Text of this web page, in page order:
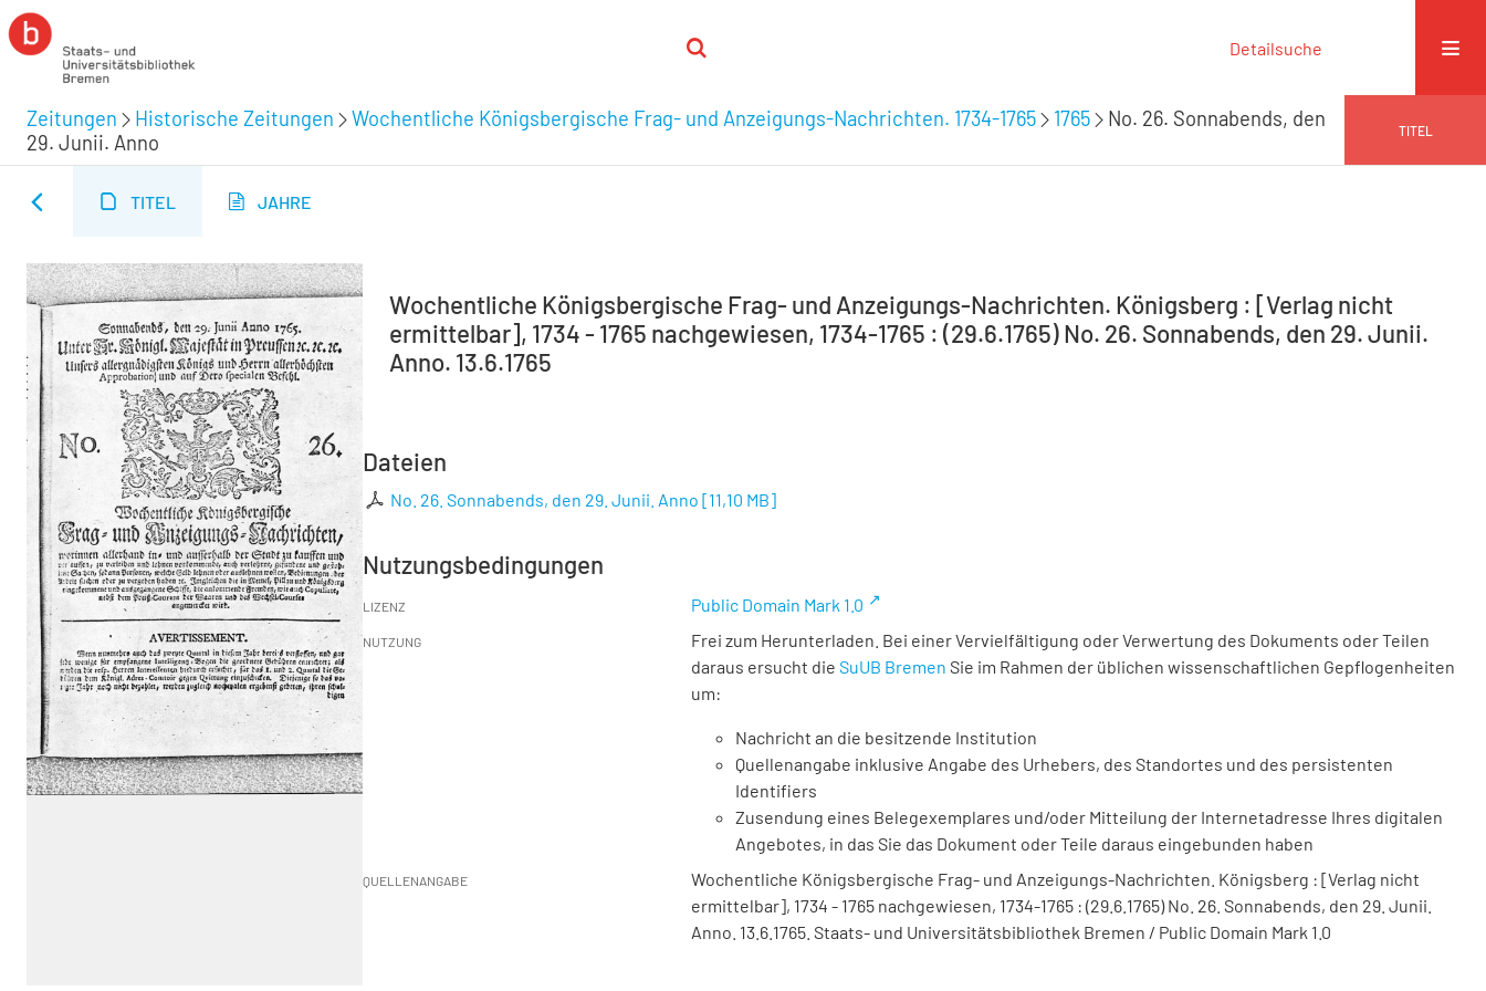
Detailsuche
Zeitungen Historische Zeitungen Wochentliche Königsbergische Frag- und Anzeigungs-Nachrichten. 1734-1765 1765
No. 26. Sonnabends, den
29. Junii. Anno
TITEL
TITEL JAHRE
Wochentliche Königsbergische Frag- und Anzeigungs-Nachrichten. Königsberg : [Verlag nicht
ermittelbar], 1734 - 1765 nachgewiesen, 1734-1765 : (29.6.1765) No. 26. Sonnabends, den 29. Junii.
Anno. 13.6.1765
Dateien
No. 26. Sonnabends, den 29. Junii. Anno [11,10 MB]
Nutzungsbedingungen
LIZENZ Public Domain Mark 1.0
NUTZUNG
Frei zum Herunterladen. Bei einer Vervielfältigung oder Verwertung des Dokuments oder Teilen
daraus ersucht die SuUB Bremen Sie im Rahmen der üblichen wissenschaftlichen Gepflogenheiten
um:
Nachricht an die besitzende Institution
Quellenangabe inklusive Angabe des Urhebers, des Standortes und des persistenten
Identifiers
Zusendung eines Belegexemplares und/oder Mitteilung der Internetadresse Ihres digitalen
Angebotes, in das Sie das Dokument oder Teile daraus eingebunden haben
QUELLENANGABE
Wochentliche Königsbergische Frag- und Anzeigungs-Nachrichten. Königsberg : [Verlag nicht
ermittelbar], 1734 - 1765 nachgewiesen, 1734-1765 : (29.6.1765) No. 26. Sonnabends, den 29. Junii.
Anno. 13.6.1765. Staats- und Universitätsbibliothek Bremen / Public Domain Mark 1.0